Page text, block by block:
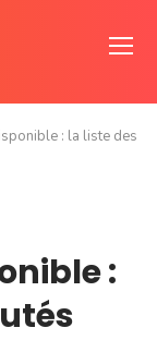
: la liste des
: